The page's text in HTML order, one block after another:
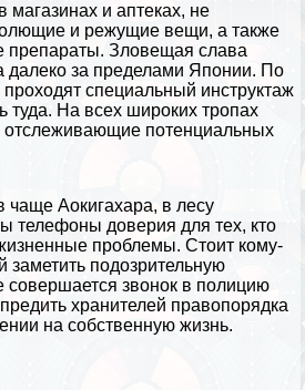
магазинах и аптеках, не
и режущие вещи, а также
препараты. Зловещая слава
далеко за пределами Японии. По
специальный инструктаж
туда. На всех широких тропах
потенциальных
чаще Аокигахара, в лесу
телефоны доверия для тех, кто
проблемы. Стоит кому-
заметить подозрительную
совершается звонок в полицию
хранителей правопорядка
на собственную жизнь.